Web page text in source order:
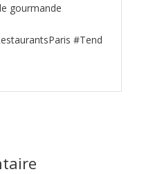
gourmande
#Tend